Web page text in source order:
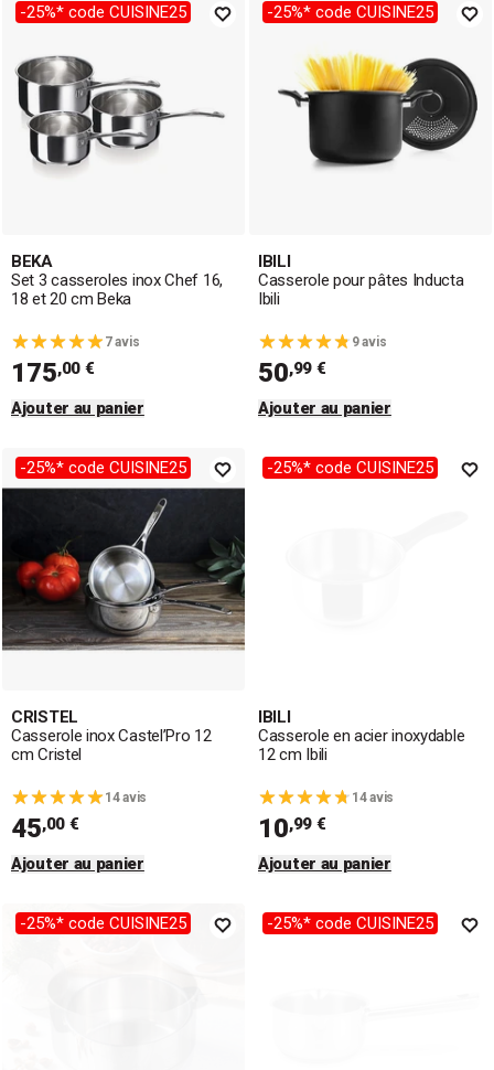
-25%* code CUISINE25
BEKA
Set 3 casseroles inox Chef 16,
18 et 20 cm Beka
7 avis
175,00 €
Ajouter au panier
-25%* code CUISINE25
IBILI
Casserole pour pâtes Inducta
Ibili
9 avis
50,99 €
Ajouter au panier
-25%* code CUISINE25
CRISTEL
Casserole inox Castel’Pro 12
cm Cristel
14 avis
45,00 €
Ajouter au panier
-25%* code CUISINE25
IBILI
Casserole en acier inoxydable
12 cm Ibili
14 avis
10,99 €
Ajouter au panier
-25%* code CUISINE25 -25%* code CUISINE25